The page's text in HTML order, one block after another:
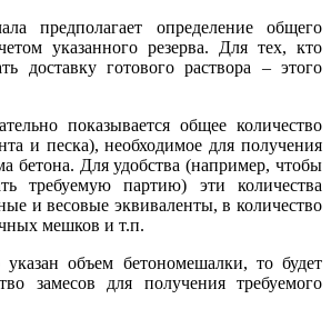
предполагает определение общего
указанного резерва. Для тех, кто
доставку готового раствора – этого
показывается общее количество
и песка), необходимое для получения
бетона. Для удобства (например, чтобы
требуемую партию) эти количества
и весовые эквиваленты, в количество
мешков и т.п.
объем бетономешалки, то будет
замесов для получения требуемого